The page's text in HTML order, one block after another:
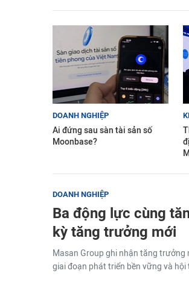
DOANH NGHIỆP
Ai đứng sau sàn tài sản số
Moonbase?
DOANH NGHIỆP
Ba động lực cùng
kỳ tăng trưởng mới
Masan Group ghi nhận tăng trưởng
giai đoạn phát triển bền vững và